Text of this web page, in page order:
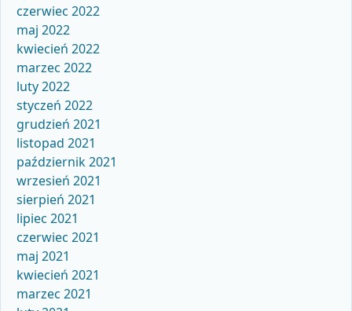
czerwiec 2022
maj 2022
kwiecień 2022
marzec 2022
luty 2022
styczeń 2022
grudzień 2021
listopad 2021
październik 2021
wrzesień 2021
sierpień 2021
lipiec 2021
czerwiec 2021
maj 2021
kwiecień 2021
marzec 2021